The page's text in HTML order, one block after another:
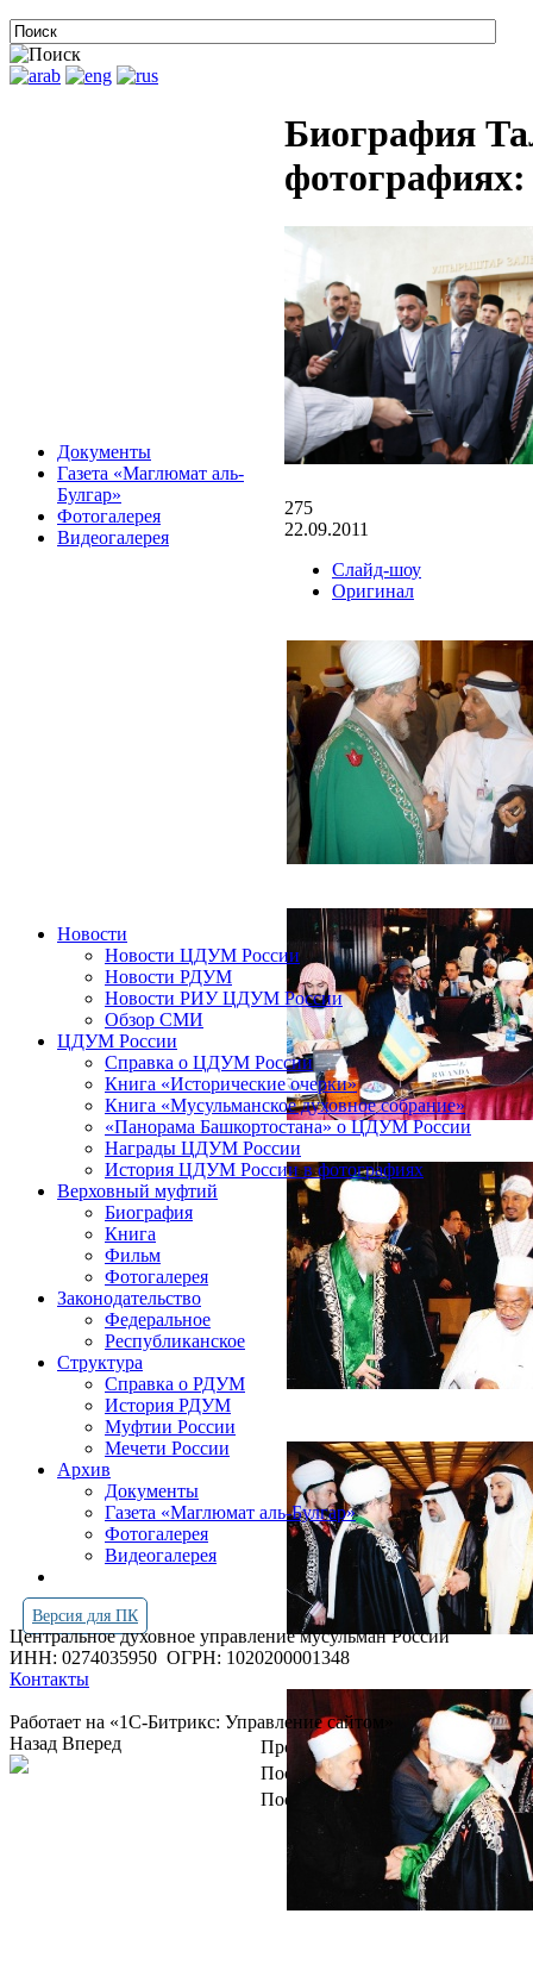
Документы
Газета «Маглюмат аль-
Булгар»
Фотогалерея
Видеогалерея
Биография
фотографиях:
275
22.09.2011
Слайд-шоу
Оригинал
Новости
Новости ЦДУМ России
Новости РДУМ
Новости РИУ ЦДУМ России
Обзор СМИ
ЦДУМ России
Справка о ЦДУМ России
Книга «Исторические очерки»
Книга «Мусульманское духовное собрание»
«Панорама Башкортостана» о ЦДУМ России
Награды ЦДУМ России
История ЦДУМ России в фотографиях
Верховный муфтий
Биография
Книга
Фильм
Фотогалерея
Законодательство
Федеральное
Республиканское
Структура
Справка о РДУМ
История РДУМ
Муфтии России
Мечети России
Архив
Документы
Газета «Маглюмат аль-Булгар»
Фотогалерея
Видеогалерея
Версия для ПК
Центральное духовное управление мусульман России
ИНН: 0274035950 ОГРН: 1020200001348
Контакты
Работает на «1С-Битрикс: Управление сайтом»
Просмотров всего:
4251062
Посетителей сегодня:
1534
Посетителей в онлайн:
12
Назад Вперед